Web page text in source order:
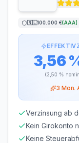
🇳🇱100.000 €(AAA)
3,56
(3,50 %
3 Mon.
Verzinsung ab
Kein Girokonto
Keine